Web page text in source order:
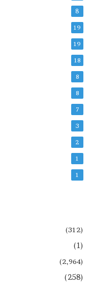
8
19
19
18
8
8
7
3
2
1
1
(312)
(1)
(2,964)
(258)